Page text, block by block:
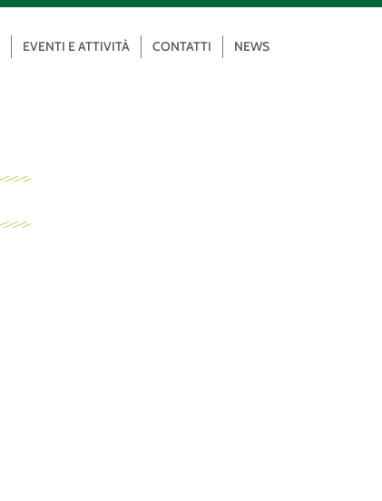
EVENTI E ATTIVITÀ CONTATTI NEWS